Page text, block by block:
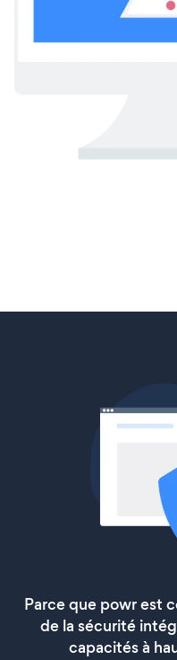
Parce que powr est
de la sécurité
capacités à